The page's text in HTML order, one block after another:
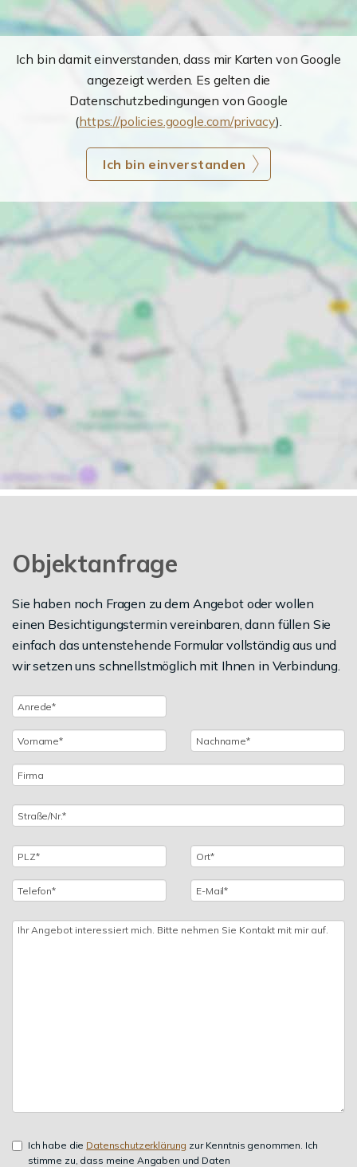
Ich bin damit einverstanden, dass mir Karten von Google
angezeigt werden. Es gelten die
Datenschutzbedingungen von Google
(https://policies.google.com/privacy).
Ich bin einverstanden
Objektanfrage
Sie haben noch Fragen zu dem Angebot oder wollen
einen Besichtigungstermin vereinbaren, dann füllen Sie
einfach das untenstehende Formular vollständig aus und
wir setzen uns schnellstmöglich mit Ihnen in Verbindung.
Ich habe die Datenschutzerklärung zur Kenntnis genommen. Ich
stimme zu, dass meine Angaben und Daten